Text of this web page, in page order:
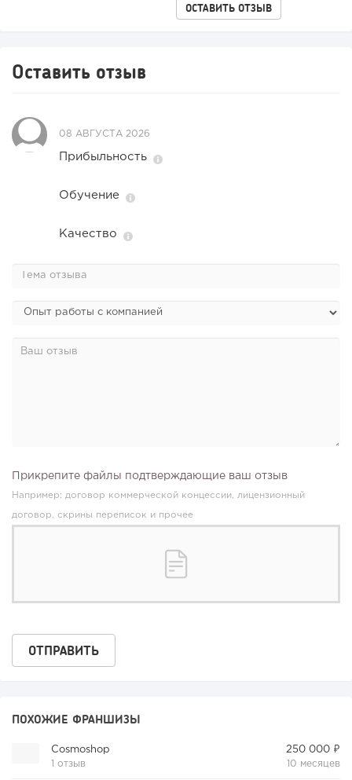
116
для бизнеса,...
ОСТАВИТЬ ОТЗЫВ
Оставить отзыв
08 АВГУСТА 2026
Прибыльность
Обучение
Качество
Прикрепите файлы подтверждающие ваш отзыв
Например: договор коммерческой концессии, лицензионный
договор, скрины переписок и прочее
ПОХОЖИЕ ФРАНШИЗЫ
Cosmoshop
1 отзыв
250 000 ₽
10 месяцев